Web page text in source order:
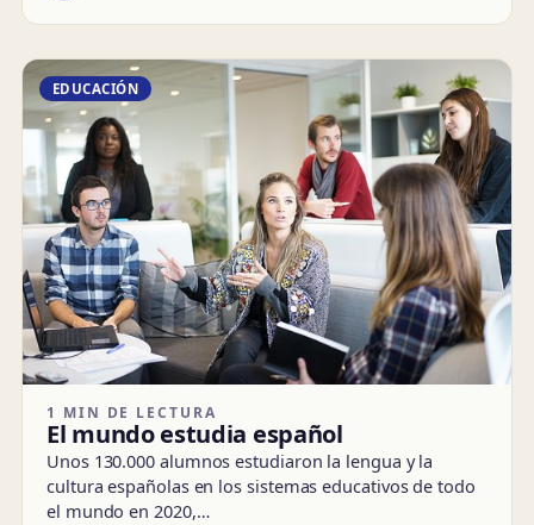
EDUCACIÓN
1 MIN DE LECTURA
El mundo estudia español
Unos 130.000 alumnos estudiaron la lengua y la
cultura españolas en los sistemas educativos de todo
el mundo en 2020,…